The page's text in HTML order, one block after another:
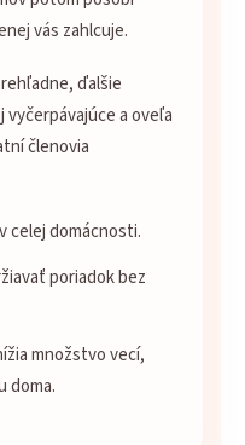
vás zahlcuje.
ďalšie
a oveľa
členovia
celej domácnosti.
poriadok bez
množstvo vecí,
doma.